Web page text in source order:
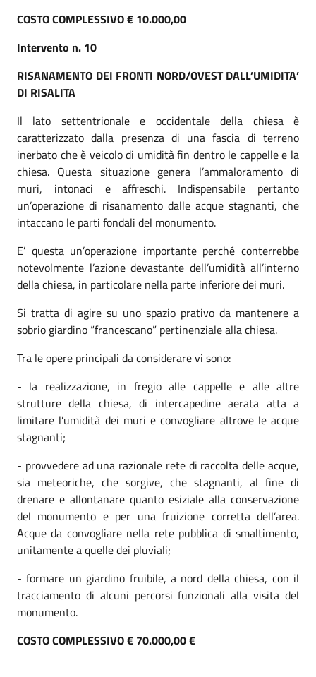
COSTO COMPLESSIVO € 10.000,00
Intervento n. 10
RISANAMENTO DEI FRONTI NORD/OVEST DALL’UMIDITA’
DI RISALITA
Il lato settentrionale e occidentale della chiesa è
caratterizzato dalla presenza di una fascia di terreno
inerbato che è veicolo di umidità fin dentro le cappelle e la
chiesa. Questa situazione genera l’ammaloramento di
muri, intonaci e affreschi. Indispensabile pertanto
un’operazione di risanamento dalle acque stagnanti, che
intaccano le parti fondali del monumento.
E’ questa un’operazione importante perché conterrebbe
notevolmente l’azione devastante dell’umidità all’interno
della chiesa, in particolare nella parte inferiore dei muri.
Si tratta di agire su uno spazio prativo da mantenere a
sobrio giardino “francescano” pertinenziale alla chiesa.
Tra le opere principali da considerare vi sono:
- la realizzazione, in fregio alle cappelle e alle altre
strutture della chiesa, di intercapedine aerata atta a
limitare l’umidità dei muri e convogliare altrove le acque
stagnanti;
- provvedere ad una razionale rete di raccolta delle acque,
sia meteoriche, che sorgive, che stagnanti, al fine di
drenare e allontanare quanto esiziale alla conservazione
del monumento e per una fruizione corretta dell’area.
Acque da convogliare nella rete pubblica di smaltimento,
unitamente a quelle dei pluviali;
- formare un giardino fruibile, a nord della chiesa, con il
tracciamento di alcuni percorsi funzionali alla visita del
monumento.
COSTO COMPLESSIVO € 70.000,00 €